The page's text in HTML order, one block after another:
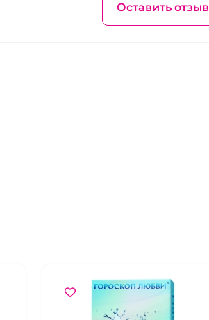
Оставить отзыв